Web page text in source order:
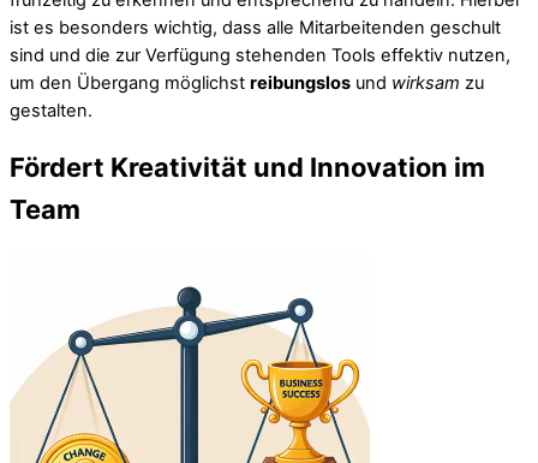
ist es besonders wichtig, dass alle Mitarbeitenden geschult
sind und die zur Verfügung stehenden Tools effektiv nutzen,
um den Übergang möglichst reibungslos und wirksam zu
gestalten.
Fördert Kreativität und Innovation im
Team